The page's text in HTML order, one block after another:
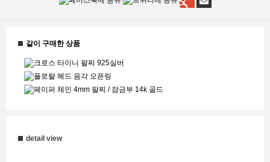
같이 구매한 상품
detail view